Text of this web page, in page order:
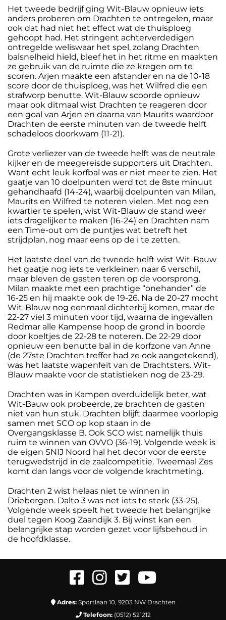
Het tweede bedrijf ging Wit-Blauw opnieuw iets
anders proberen om Drachten te ontregelen, maar
ook dat had niet het effect wat de thuisploeg
gehoopt had. Het stringent achterverdedigen
ontregelde weliswaar het spel, zolang Drachten
balsnelheid hield, bleef het in het ritme en maakten
ze gebruik van de ruimte die ze kregen om te
scoren. Arjen maakte een afstander en na de 10-18
score door de thuisploeg, was het Wilfred die een
strafworp benutte. Wit-Blauw scoorde opnieuw
maar ook ditmaal wist Drachten te reageren door
een goal van Arjen en daarna van Maurits waardoor
Drachten de eerste minuten van de tweede helft
schadeloos doorkwam (11-21).
Grote verliezer van de tweede helft was de neutrale
kijker en de meegereisde supporters uit Drachten.
Want echt leuk korfbal was er niet meer te zien. Het
gaatje van 10 doelpunten werd tot de 8ste minuut
gehandhaafd (14-24), waarbij doelpunten van Milan,
Maurits en Wilfred te noteren vielen. Met nog een
kwartier te spelen, wist Wit-Blauw de stand weer
iets dragelijker te maken (16-24) en Drachten nam
een Time-out om de puntjes wat betreft het
strijdplan, nog maar eens op de i te zetten.
Het laatste deel van de tweede helft wist Wit-Bauw
het gaatje nog iets te verkleinen naar 6 verschil,
maar bleven de gasten teren op de voorsprong.
Milan maakte met een prachtige “onehander” de
16-25 en hij maakte ook de 19-26. Na de 20-27 mocht
Wit-Blauw nog eenmaal dichterbij komen, maar de
22-27 viel 3 minuten voor tijd, waarna de ingevallen
Redmar alle Kampense hoop de grond in boorde
door koeltjes de 22-28 te noteren. De 22-29 door
opnieuw een benutte bal in de korfzone van Anne
(de 27ste Drachten treffer had ze ook aangetekend),
was het laatste wapenfeit van de Drachtsters. Wit-
Blauw maakte voor de statistieken nog de 23-29.
Drachten was in Kampen overduidelijk beter, wat
Wit-Bauw ook probeerde, ze brachten de gasten
niet van hun stuk. Drachten blijft daarmee voorlopig
samen met SCO op kop staan in de
Overgangsklasse B. Ook SCO wist namelijk thuis
ruim te winnen van OVVO (36-19). Volgende week is
de eigen SNIJ Noord hal het decor voor de eerste
terugwedstrijd in de zaalcompetitie. Tweemaal Zes
komt dan langs voor de volgende krachtmeting.
Drachten 2 wist helaas niet te winnen in
Driebergen. Dalto 3 was net iets te sterk (33-25).
Volgende week speelt het tweede het belangrijke
duel tegen Koog Zaandijk 3. Bij winst kan een
belangrijke stap worden gezet voor lijfsbehoud in
de hoofdklasse.
Adres: Sportlaan 10, 9203 NW Drachten
Telefoon: (0512) 521212